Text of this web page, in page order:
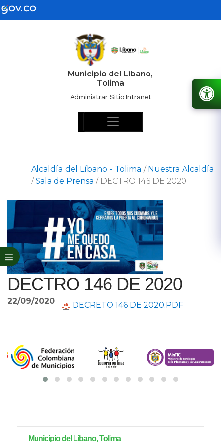
Municipio del Líbano,
Tolima
Administrar SitioIntranet
Alcaldía del Líbano - Tolima / Nuestra Alcaldía
/ Sala de Prensa / DECTRO 146 DE 2020
DECTRO 146 DE 2020
22/09/2020 DECRETO 146 DE 2020.PDF
Municipio del Líbano, Tolima